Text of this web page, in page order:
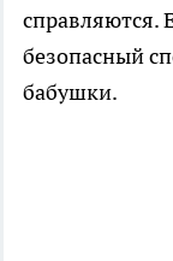
справляются.
безопасный
бабушки.